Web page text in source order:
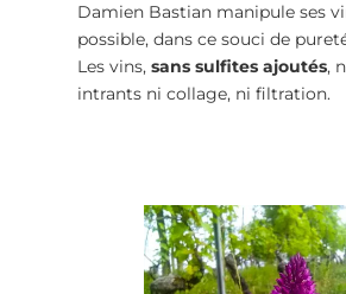
Damien Bastian manipule ses
possible, dans ce souci de
Les vins,sans sulfites ajoutés,
intrants ni collage, ni filtration.